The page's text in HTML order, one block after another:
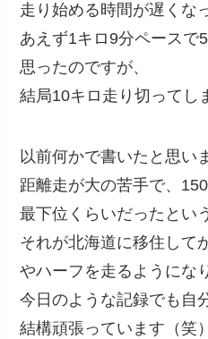
走り始める時間が遅くな
あえず1キロ9分ペースで
思ったのですが、
結局10キロ走り切ってし
以前何かで書いたと思い
距離走が大の苦手で、
最下位くらいだったとい
それが北海道に移住して
やハーフを走るようにな
今日のような記録でも自
結構頑張っています（笑）